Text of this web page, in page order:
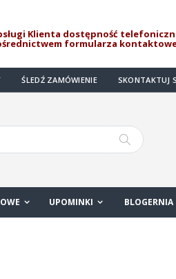
Klienta dostępność
formularza
ŚLEDŹ ZAMÓWIENIE SKONTAKTUJ
Szukaj
UPOMINKI BLOGERNIA